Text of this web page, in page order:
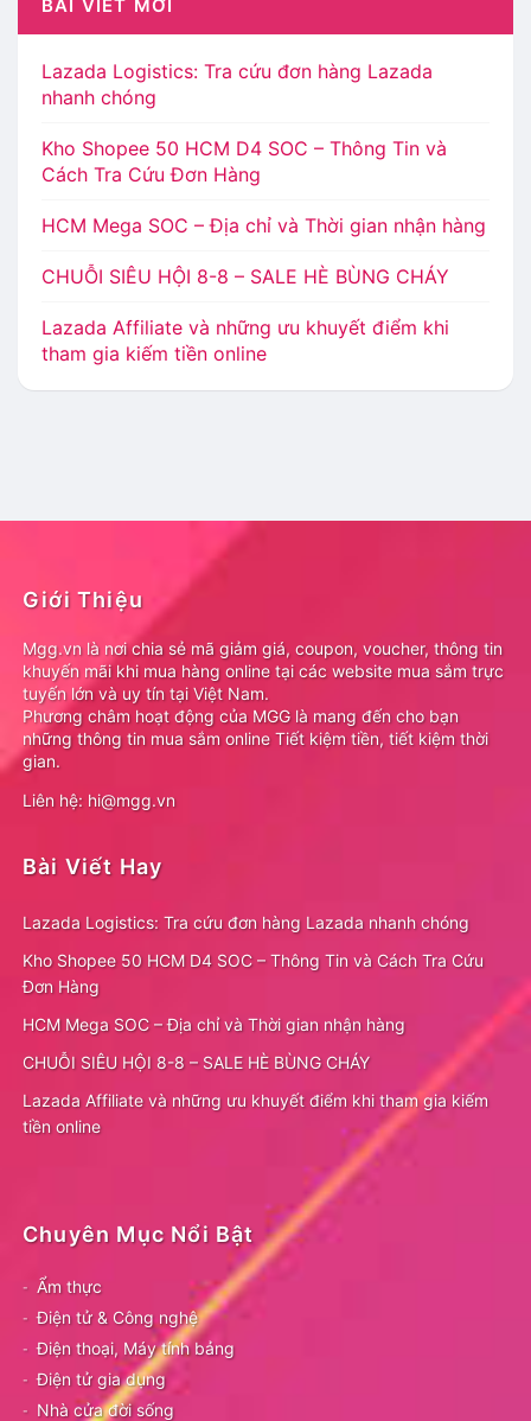
BÀI VIẾT MỚI
Lazada Logistics: Tra cứu đơn hàng Lazada
nhanh chóng
Kho Shopee 50 HCM D4 SOC – Thông Tin và
Cách Tra Cứu Đơn Hàng
HCM Mega SOC – Địa chỉ và Thời gian nhận hàng
CHUỖI SIÊU HỘI 8-8 – SALE HÈ BÙNG CHÁY
Lazada Affiliate và những ưu khuyết điểm khi
tham gia kiếm tiền online
Giới Thiệu
Mgg.vn là nơi chia sẻ mã giảm giá, coupon, voucher, thông tin
khuyến mãi khi mua hàng online tại các website mua sắm trực
tuyến lớn và uy tín tại Việt Nam.
Phương châm hoạt động của MGG là mang đến cho bạn
những thông tin mua sắm online Tiết kiệm tiền, tiết kiệm thời
gian.
Liên hệ: hi@mgg.vn
Bài Viết Hay
Lazada Logistics: Tra cứu đơn hàng Lazada nhanh chóng
Kho Shopee 50 HCM D4 SOC – Thông Tin và Cách Tra Cứu
Đơn Hàng
HCM Mega SOC – Địa chỉ và Thời gian nhận hàng
CHUỖI SIÊU HỘI 8-8 – SALE HÈ BÙNG CHÁY
Lazada Affiliate và những ưu khuyết điểm khi tham gia kiếm
tiền online
Chuyên Mục Nổi Bật
Ẩm thực
Điện tử & Công nghệ
Điện thoại, Máy tính bảng
Điện tử gia dụng
Nhà cửa đời sống